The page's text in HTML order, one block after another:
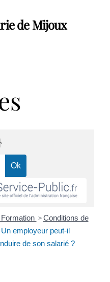
de Mijoux
> Conditions de
Un employeur peut-il
de son salarié ?